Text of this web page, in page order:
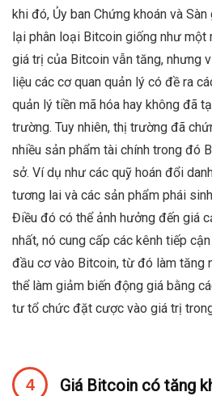
khi đó, Ủy ban Chứng khoán và
lại phân loại Bitcoin giống như một
giá trị của Bitcoin vẫn tăng, nhưng
liệu các cơ quan quản lý có đề ra
quản lý tiền mã hóa hay không đã
trường. Tuy nhiên, thị trường đã
nhiều sản phẩm tài chính trong đó
sở. Ví dụ như các quỹ hoán đổi
tương lai và các sản phẩm phái
Điều đó có thể ảnh hưởng đến giá
nhất, nó cung cấp các kênh tiếp
đầu cơ vào Bitcoin, từ đó làm tăng
thể làm giảm biến động giá bằng
tư tổ chức đặt cược vào giá trị
Giá Bitcoin có tăng